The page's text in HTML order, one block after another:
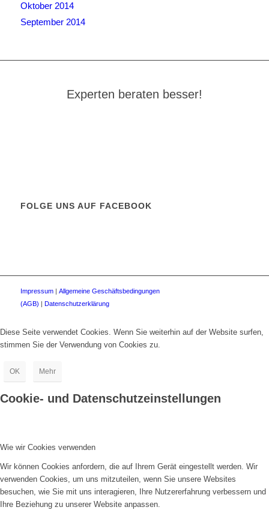
Oktober 2014
September 2014
Experten beraten besser!
FOLGE UNS AUF FACEBOOK
Impressum| Allgemeine Geschäftsbedingungen
(AGB) | Datenschutzerklärung
Diese Seite verwendet Cookies. Wenn Sie weiterhin auf der Website surfen,
stimmen Sie der Verwendung von Cookies zu.
OK Mehr
Cookie- und Datenschutzeinstellungen
Wie wir Cookies verwenden
Wir können Cookies anfordern, die auf Ihrem Gerät eingestellt werden. Wir
verwenden Cookies, um uns mitzuteilen, wenn Sie unsere Websites
besuchen, wie Sie mit uns interagieren, Ihre Nutzererfahrung verbessern und
Ihre Beziehung zu unserer Website anpassen.